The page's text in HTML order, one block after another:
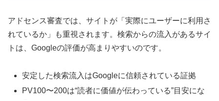
アドセンス審査では、サイトが「実際にユーザーに利用さ
れているか」も重視されます。検索からの流入があるサイ
トは、Googleの評価が高まりやすいのです。
安定した検索流入はGoogleに信頼されている証拠
PV100〜200は“読者に価値が伝わっている”目安にな